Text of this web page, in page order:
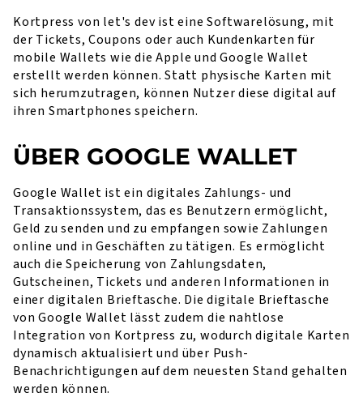
Kortpress von let's dev ist eine Softwarelösung, mit
der Tickets, Coupons oder auch Kundenkarten für
mobile Wallets wie die Apple und Google Wallet
erstellt werden können. Statt physische Karten mit
sich herumzutragen, können Nutzer diese digital auf
ihren Smartphones speichern.
ÜBER GOOGLE WALLET
Google Wallet ist ein digitales Zahlungs- und
Transaktionssystem, das es Benutzern ermöglicht,
Geld zu senden und zu empfangen sowie Zahlungen
online und in Geschäften zu tätigen. Es ermöglicht
auch die Speicherung von Zahlungsdaten,
Gutscheinen, Tickets und anderen Informationen in
einer digitalen Brieftasche. Die digitale Brieftasche
von Google Wallet lässt zudem die nahtlose
Integration von Kortpress zu, wodurch digitale Karten
dynamisch aktualisiert und über Push-
Benachrichtigungen auf dem neuesten Stand gehalten
werden können.